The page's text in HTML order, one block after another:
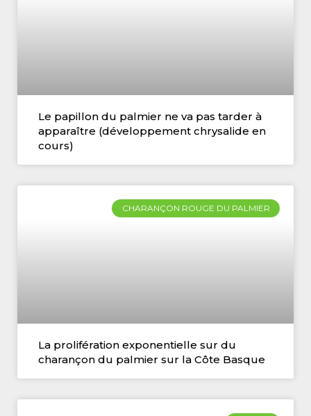
Le papillon du palmier ne va pas tarder à
apparaître (développement chrysalide en
cours)
CHARANÇON ROUGE DU PALMIER
La prolifération exponentielle sur du
charançon du palmier sur la Côte Basque